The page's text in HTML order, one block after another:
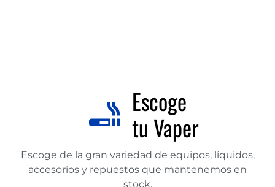
Escoge
tu Vaper
Escoge de la gran variedad de equipos, líquidos,
accesorios y repuestos que mantenemos en
stock.